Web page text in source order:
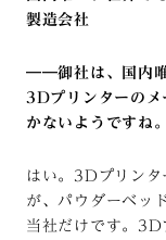
製造会社
――御社は、国内唯
3Dプリンターのメ
かないようですね。
はい。3Dプリンタ
が、パウダーベッ
当社だけです。3D